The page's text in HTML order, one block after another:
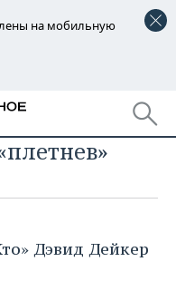
на мобильную
Дэвид Дейкер